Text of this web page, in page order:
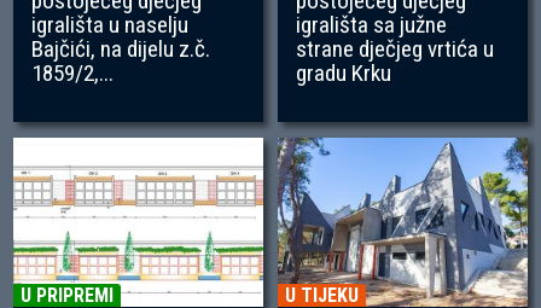
igrališta u naselju
Bajčići, na dijelu z.č.
1859/2,...
igrališta sa južne
strane dječjeg vrtića u
gradu Krku
U PRIPREMI U TIJEKU